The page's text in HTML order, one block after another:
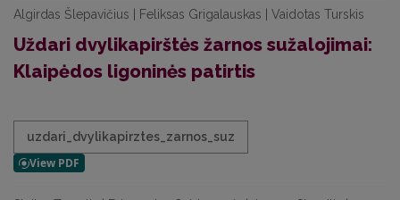
Algirdas Šlepavičius | Feliksas Grigalauskas | Vaidotas Turskis
Uždari dvylikapirštės žarnos sužalojimai:
Klaipėdos ligoninės patirtis
uzdari_dvylikapirztes_zarnos_suz